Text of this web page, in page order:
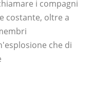
i compagni
costante, oltre a
che di